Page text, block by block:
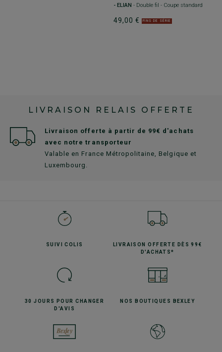
- ELIAN - Double fil - Coupe standard
49,00 € FINS DE SÉRIE
LIVRAISON RELAIS OFFERTE
Livraison offerte à partir de 99€ d'achats
avec notre transporteur
Valable en France Métropolitaine, Belgique et
Luxembourg.
SUIVICOLIS LIVRAISON OFFERTE
DÈS 99€
D'ACHATS*
30 JOURS POURCHANGER
D'AVIS
NOS BOUTIQUES BEXLEY